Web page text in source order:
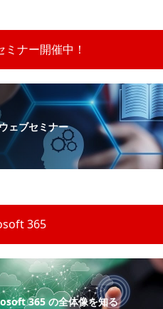
ミナー開催中！
ェブセミナー
365
365 の全体像を知る